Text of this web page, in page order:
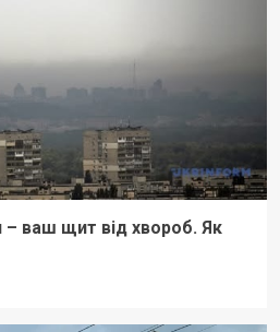
ваш щит від хвороб. Як